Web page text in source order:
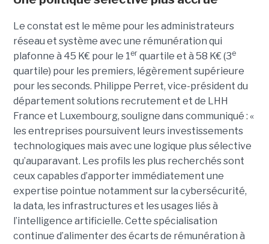
Le constat est le même pour les administrateurs
réseau et système avec une rémunération qui
plafonne à 45 K€ pour le 1 erquartile et à 58 K€ (3e
quartile) pour les premiers, légèrement supérieure
pour les seconds. Philippe Perret, vice-président du
département solutions recrutement et de LHH
France et Luxembourg, souligne dans communiqué : «
les entreprises poursuivent leurs investissements
technologiques mais avec une logique plus sélective
qu’auparavant. Les profils les plus recherchés sont
ceux capables d’apporter immédiatement une
expertise pointue notamment sur la cybersécurité,
la data, les infrastructures et les usages liés à
l’intelligence artificielle. Cette spécialisation
continue d’alimenter des écarts de rémunération à